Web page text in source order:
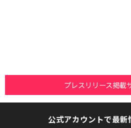
プレスリリース掲載
公式アカウントで最新